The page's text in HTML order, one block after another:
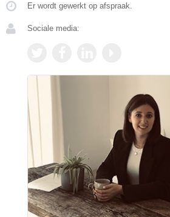
Er wordt gewerkt op afspraak.
Sociale media: